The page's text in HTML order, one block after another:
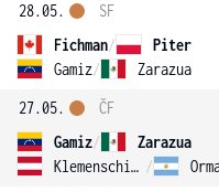
28.05.
Fichman/
Piter
Gamiz/ Zarazua
SF
27.05.
Gamiz/
Zarazua
Klemenschits /
ČF